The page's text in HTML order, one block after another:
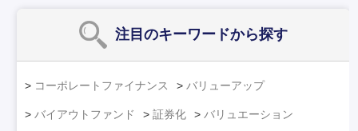
注目のキーワードから探す
コーポレートファイナンス バリューアップ
バイアウトファンド 証券化 バリュエーション